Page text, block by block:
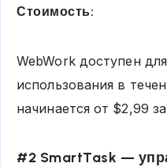
Стоимость:
WebWork доступен
использования в
начинается от $2,99
#2 SmartTask —